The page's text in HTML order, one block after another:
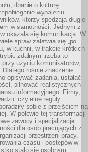
dbanie o kulturę
wypaleniu
którzy spędzają długie
w samotności. Jednym z
okazała się komunikacja. W
spraw załatwia się „po
w kuchni, w trakcie krótkich
zdalnym trzeba to
użyciu komunikatorów,
Dlatego rośnie znaczenie
opisywać zadania, ustalać
pilnować realistycznych
informacyjnego. Firmy,
czytelne reguły
sobie z przejściem na
W połowie tej transformacji
zawody i specjalizacje.
dla osób pracujących z
przestrzeni pracy,
czasu i postępów w
stało się osobnym